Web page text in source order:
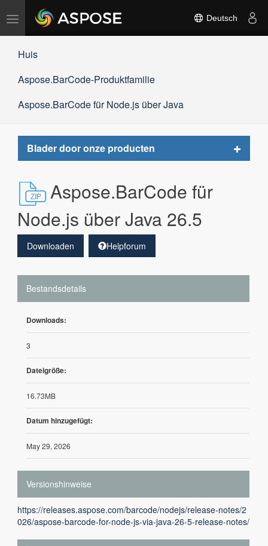
Navigation
umschalten
Deutsch
Huis
Aspose.BarCode-Produktfamilie
Aspose.BarCode für Node.js über Java
Blader door onze producten
Toggle
Aspose.BarCode für
Node.js über Java 26.5
Downloaden Helpforum
Bestandsdetails
Downloads:
3
Dateigröße:
16.73MB
Datum hinzugefügt:
May 29, 2026
Versionshinweise
https://releases.aspose.com/barcode/nodejs/release-notes/2
026/aspose-barcode-for-node-js-via-java-26-5-release-notes/